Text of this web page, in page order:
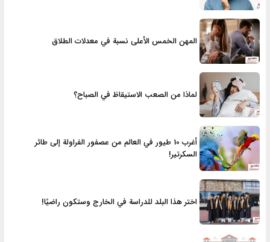
المهن الخمس الأعلى نسبة في معدلات الطلاق
لماذا من الصعب الاستيقاظ في الصباح؟
أغرب 10 طيور في العالم من عصفور الفراولة إلى طائر
السكرتير!
اختر هذا البلد للدراسة في الخارج وستكون راضيًا!